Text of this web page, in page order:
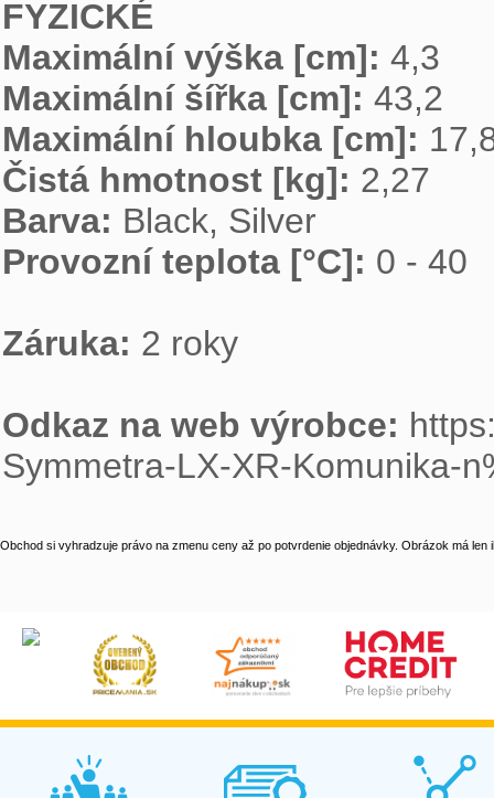
FYZICKÉ
Maximální výška [cm]:
Maximální šířka [cm]:
Maximální hloubka [cm]:
Čistá hmotnost [kg]:
Barva:
Provozní teplota [°C]: 0 - 40
Záruka: 2 roky
Odkaz na web výrobce:
Symmetra-LX-XR-Komunika-
Obchod si vyhradzuje právo na zmenu ceny až po potvrdenie objednávky. Obrázok má len